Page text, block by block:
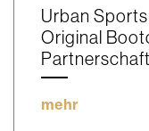
Urban
Original
mehr